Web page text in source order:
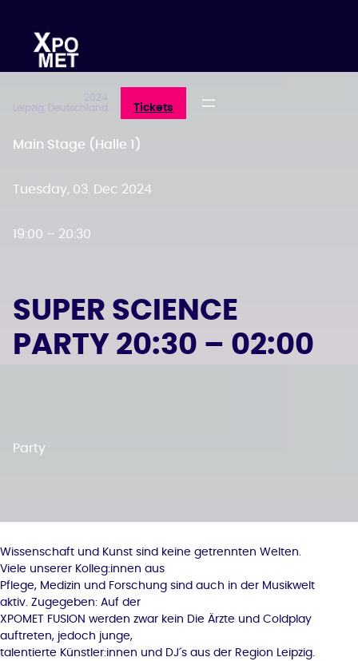
springen
2024
Leipzig, Deutschland
Tickets
Main Stage (Halle 1)
Tuesday, 03. Dec 2024
19:00 – 20:30
SUPER SCIENCE
PARTY 20:30 – 02:00
Party
Wissenschaft und Kunst sind keine getrennten Welten.
Viele unserer Kolleg:innen aus
Pflege, Medizin und Forschung sind auch in der Musikwelt
aktiv. Zugegeben: Auf der
XPOMET FUSION werden zwar kein Die Ärzte und Coldplay
auftreten, jedoch junge,
talentierte Künstler:innen und DJ´s aus der Region Leipzig.